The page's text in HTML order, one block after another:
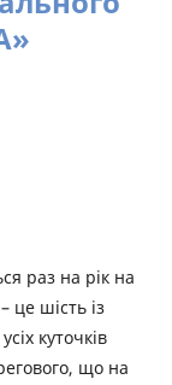
раз на рік на
це шість із
куточків
що на